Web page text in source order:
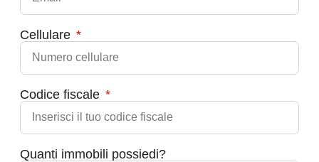
Cellulare
Codice fiscale
Quanti immobili possiedi?